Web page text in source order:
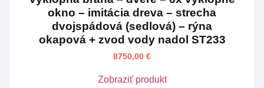
okno – imitácia dreva – strecha
dvojspádová (sedlová) – rýna
okapová + zvod vody nadol ST233
8750,00 €
Zobraziť produkt